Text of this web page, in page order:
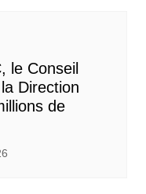
le Conseil
Direction
de